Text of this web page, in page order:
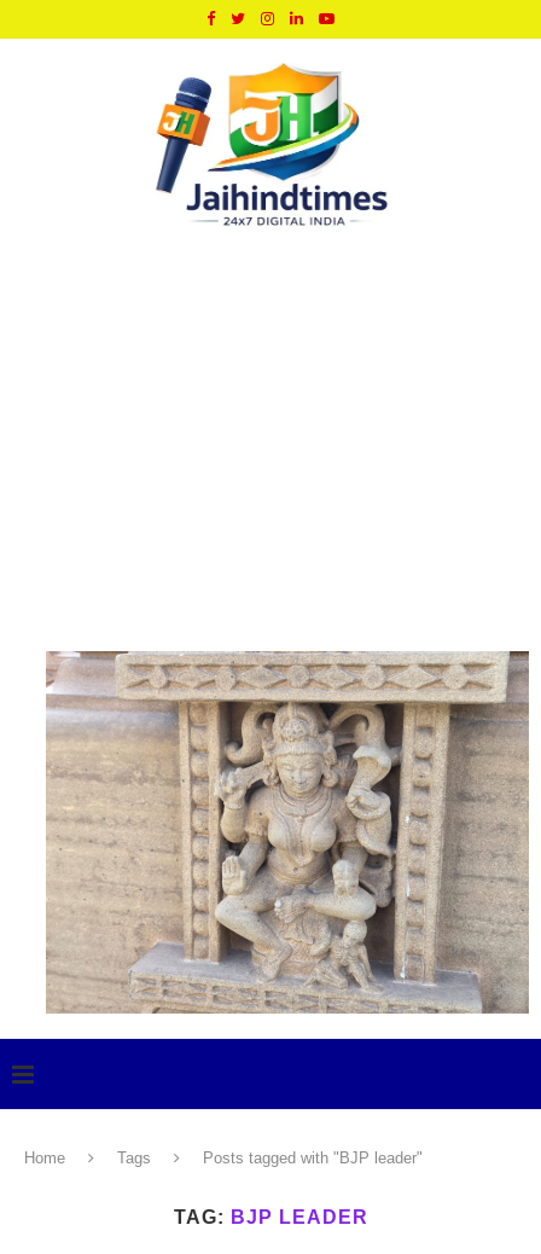
Home Tags Posts tagged with "BJP leader"
TAG: BJP LEADER